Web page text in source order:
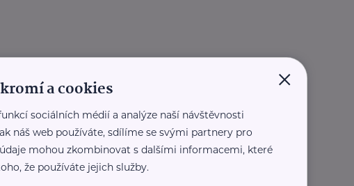
×
a cookies
sociálních médií a analýze naší návštěvnosti
náš web používáte, sdílíme se svými partnery pro
mohou zkombinovat s dalšími informacemi, které
že používáte jejich služby.